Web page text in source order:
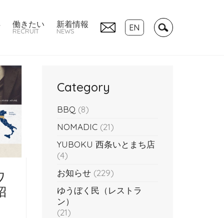
働きたい
RECRUIT
新着情報
NEWS EN
Category
BBQ (8)
NOMADIC(21)
YUBOKU 西条いとまち店
(4)
お知らせ(229)
ゆうぼく民（レストラ
ン）
(21)